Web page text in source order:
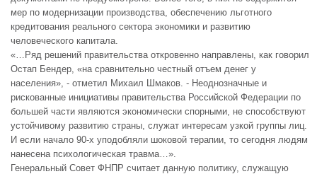
мер по модернизации производства, обеспечению льготного
кредитования реального сектора экономики и развитию
человеческого капитала.
«…Ряд решений правительства откровенно направлены, как говорил
Остап Бендер, «на сравнительно честный отъем денег у
населения», - отметил Михаил Шмаков. - Неоднозначные и
рискованные инициативы правительства Российской Федерации по
большей части являются экономически спорными, не способствуют
устойчивому развитию страны, служат интересам узкой группы лиц.
И если начало 90-х уподобляли шоковой терапии, то сегодня людям
нанесена психологическая травма…».
Генеральный Совет ФНПР считает данную политику, служащую